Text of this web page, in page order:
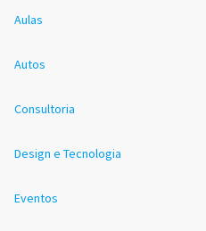
Aulas
Autos
Consultoria
Design e Tecnologia
Eventos